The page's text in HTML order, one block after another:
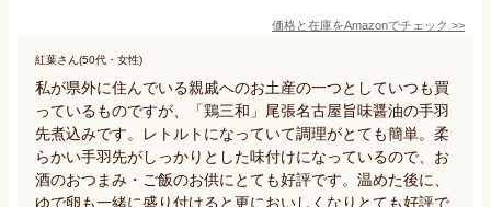
価格と在庫をAmazonでチェック >>
紅葉さん(50代・女性)
私が県外に住んでいる親戚へのお土産の一つとしていつも買
っているものですが、「鶏三和」尾張名古屋旨味醤油の手羽
先煮込みです。レトルトになっていて調理がとても簡単。柔
らかい手羽先がしっかりとした味付けになっているので、お
酒のおつまみ・ご飯のお供にとても好評です。温めた後に、
ゆで卵も一緒に盛り付けると更においしくなりとても好評で